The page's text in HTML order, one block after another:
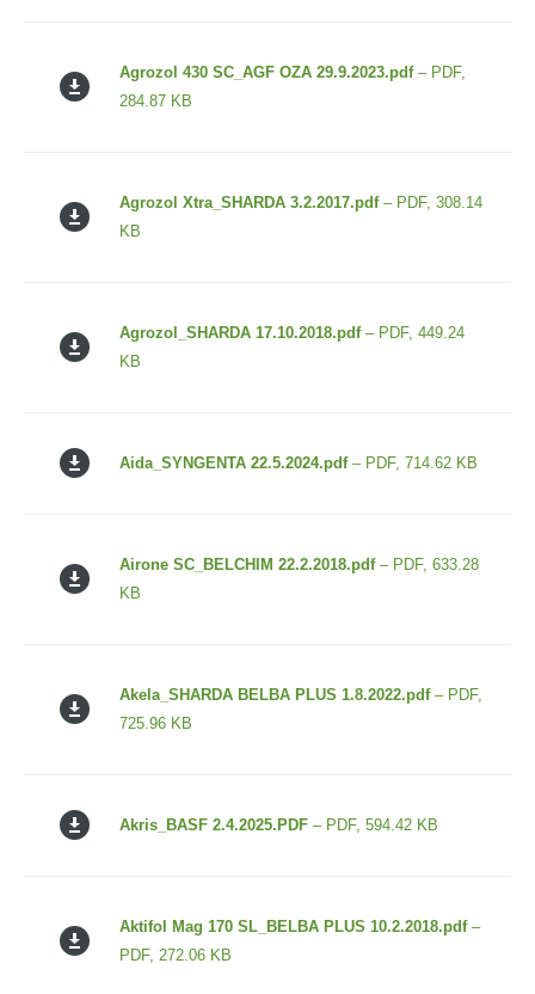
Agrozol 430 SC_AGF OZA 29.9.2023.pdf– PDF,
284.87 KB
Agrozol Xtra_SHARDA 3.2.2017.pdf– PDF, 308.14
KB
Agrozol_SHARDA 17.10.2018.pdf– PDF, 449.24
KB
Aida_SYNGENTA 22.5.2024.pdf– PDF, 714.62 KB
Airone SC_BELCHIM 22.2.2018.pdf– PDF, 633.28
KB
Akela_SHARDA BELBA PLUS 1.8.2022.pdf– PDF,
725.96 KB
Akris_BASF 2.4.2025.PDF – PDF, 594.42 KB
Aktifol Mag 170 SL_BELBA PLUS 10.2.2018.pdf–
PDF, 272.06 KB